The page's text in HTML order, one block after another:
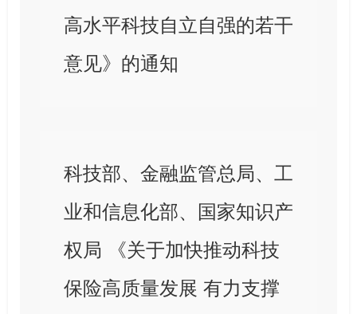
高水平科技自立自强的若干
意见》的通知
科技部、金融监管总局、工
业和信息化部、国家知识产
权局 《关于加快推动科技
保险高质量发展 有力支撑